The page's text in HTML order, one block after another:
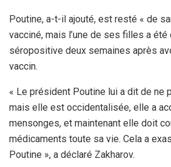
Poutine, a-t-il ajouté, est resté « de
vacciné, mais l’une de ses filles a
séropositive deux semaines après
vaccin.
« Le président Poutine lui a dit de ne
mais elle est occidentalisée, elle a
mensonges, et maintenant elle doit
médicaments toute sa vie. Cela a
Poutine », a déclaré Zakharov.